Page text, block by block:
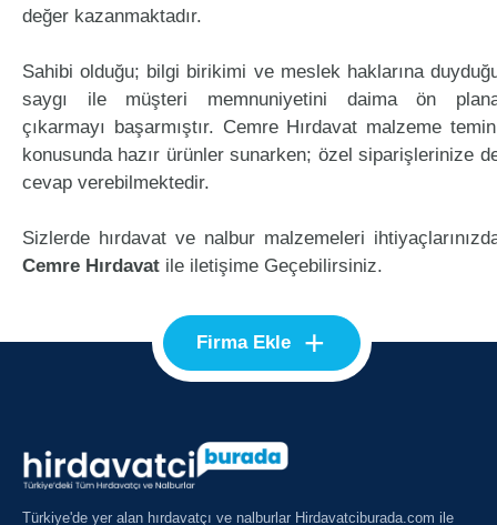
değer kazanmaktadır.
Sahibi olduğu; bilgi birikimi ve meslek haklarına
saygı ile müşteri memnuniyetini daima ön
çıkarmayı başarmıştır. Cemre Hırdavat malzeme
konusunda hazır ürünler sunarken; özel siparişlerinize
cevap verebilmektedir.
Sizlerde hırdavat ve nalbur malzemeleri
Cemre Hırdavat ile iletişime Geçebilirsiniz.
Firma Ekle +
Türkiye'de yer alan hırdavatçı ve nalburlar Hirdavatciburada.com ile